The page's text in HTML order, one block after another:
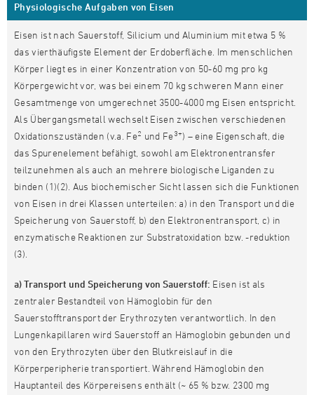
Physiologische Aufgaben von Eisen
Eisen ist nach Sauerstoff, Silicium und Aluminium mit etwa 5 %
das vierthäufigste Element der Erdoberfläche. Im menschlichen
Körper liegt es in einer Konzentration von 50-60 mg pro kg
Körpergewicht vor, was bei einem 70 kg schweren Mann einer
Gesamtmenge von umgerechnet 3500-4000 mg Eisen entspricht.
Als Übergangsmetall wechselt Eisen zwischen verschiedenen
Oxidationszuständen (v.a. Fe2 und Fe3+) – eine Eigenschaft, die
das Spurenelement befähigt, sowohl am Elektronentransfer
teilzunehmen als auch an mehrere biologische Liganden zu
binden (1)(2). Aus biochemischer Sicht lassen sich die Funktionen
von Eisen in drei Klassen unterteilen: a) in den Transport und die
Speicherung von Sauerstoff, b) den Elektronentransport, c) in
enzymatische Reaktionen zur Substratoxidation bzw. -reduktion
(3).
a) Transport und Speicherung von Sauerstoff: Eisen ist als
zentraler Bestandteil von Hämoglobin für den
Sauerstofftransport der Erythrozyten verantwortlich. In den
Lungenkapillaren wird Sauerstoff an Hämoglobin gebunden und
von den Erythrozyten über den Blutkreislauf in die
Körperperipherie transportiert. Während Hämoglobin den
Hauptanteil des Körpereisens enthält (~ 65 % bzw. 2300 mg